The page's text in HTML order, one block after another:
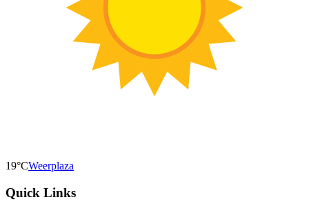
19°CWeerplaza
Quick Links